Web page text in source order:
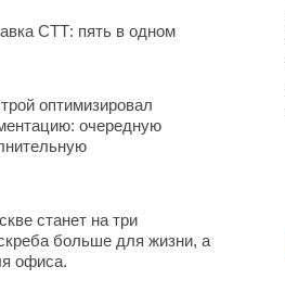
СТТ: пять в одном
оптимизировал
очередную
станет на три
больше для жизни, а
офиса.